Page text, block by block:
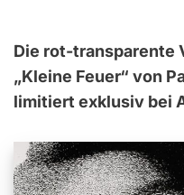
Die rot-transparente
„Kleine Feuer“ von
limitiert exklusiv bei